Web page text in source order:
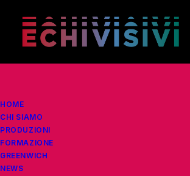
HOME
CHI SIAMO
PRODUZIONI
FORMAZIONE
GREENWICH
NEWS